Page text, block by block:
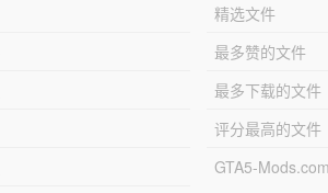
精选文件
最多赞的文件
最多下载的文件
评分最高的文件
GTA5-